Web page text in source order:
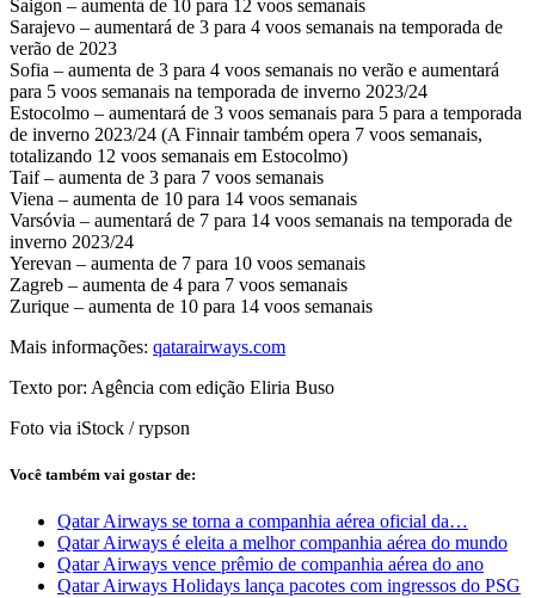
Saigon – aumenta de 10 para 12 voos semanais
Sarajevo – aumentará de 3 para 4 voos semanais na temporada de
verão de 2023
Sofia – aumenta de 3 para 4 voos semanais no verão e aumentará
para 5 voos semanais na temporada de inverno 2023/24
Estocolmo – aumentará de 3 voos semanais para 5 para a temporada
de inverno 2023/24 (A Finnair também opera 7 voos semanais,
totalizando 12 voos semanais em Estocolmo)
Taif – aumenta de 3 para 7 voos semanais
Viena – aumenta de 10 para 14 voos semanais
Varsóvia – aumentará de 7 para 14 voos semanais na temporada de
inverno 2023/24
Yerevan – aumenta de 7 para 10 voos semanais
Zagreb – aumenta de 4 para 7 voos semanais
Zurique – aumenta de 10 para 14 voos semanais
Mais informações: qatarairways.com
Texto por: Agência com edição Eliria Buso
Foto via iStock / rypson
Você também vai gostar de:
Qatar Airways se torna a companhia aérea oficial da…
Qatar Airways é eleita a melhor companhia aérea do mundo
Qatar Airways vence prêmio de companhia aérea do ano
Qatar Airways Holidays lança pacotes com ingressos do PSG